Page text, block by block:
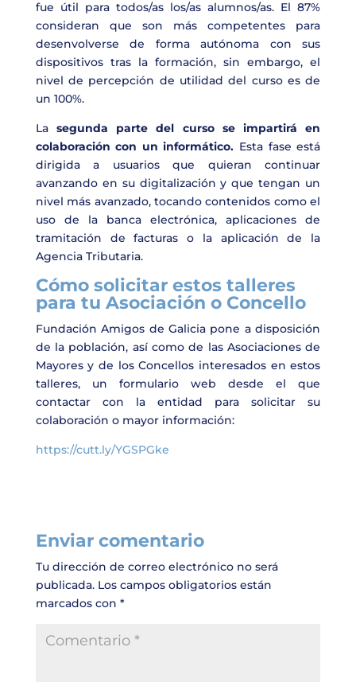
fue útil para todos/as los/as alumnos/as. El 87%
consideran que son más competentes para
desenvolverse de forma autónoma con sus
dispositivos tras la formación, sin embargo, el
nivel de percepción de utilidad del curso es de
un 100%.
La segunda parte del curso se impartirá en
colaboración con un informático. Esta fase está
dirigida a usuarios que quieran continuar
avanzando en su digitalización y que tengan un
nivel más avanzado, tocando contenidos como el
uso de la banca electrónica, aplicaciones de
tramitación de facturas o la aplicación de la
Agencia Tributaria.
Cómo solicitar estos talleres
para tu Asociación o Concello
Fundación Amigos de Galicia pone a disposición
de la población, así como de las Asociaciones de
Mayores y de los Concellos interesados en estos
talleres, un formulario web desde el que
contactar con la entidad para solicitar su
colaboración o mayor información:
https://cutt.ly/YGSPGke
Enviar comentario
Tu dirección de correo electrónico no será
publicada. Los campos obligatorios están
marcados con *